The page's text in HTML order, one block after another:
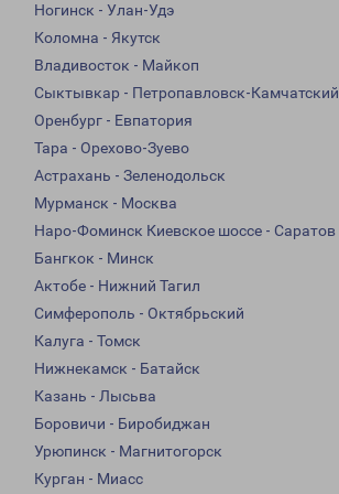
Ногинск - Улан-Удэ
Коломна - Якутск
Владивосток - Майкоп
Сыктывкар - Петропавловск-Камчатский
Оренбург - Евпатория
Тара - Орехово-Зуево
Астрахань - Зеленодольск
Мурманск - Москва
Наро-Фоминск Киевское шоссе - Саратов
Бангкок - Минск
Актобе - Нижний Тагил
Симферополь - Октябрьский
Калуга - Томск
Нижнекамск - Батайск
Казань - Лысьва
Боровичи - Биробиджан
Урюпинск - Магнитогорск
Курган - Миасс